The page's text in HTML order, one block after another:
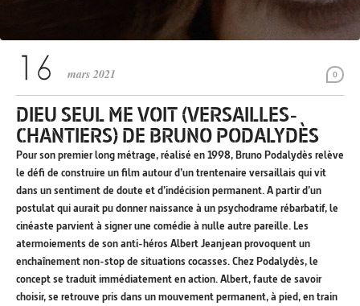
0
mars 2021
DIEU SEUL ME VOIT (VERSAILLES-
CHANTIERS) DE BRUNO PODALYDÈS
Pour son premier long métrage, réalisé en 1998, Bruno Podalydès relève
le défi de construire un film autour d’un trentenaire versaillais qui vit
dans un sentiment de doute et d’indécision permanent. A partir d’un
postulat qui aurait pu donner naissance à un psychodrame rébarbatif, le
cinéaste parvient à signer une comédie à nulle autre pareille. Les
atermoiements de son anti-héros Albert Jeanjean provoquent un
enchaînement non-stop de situations cocasses. Chez Podalydès, le
concept se traduit immédiatement en action. Albert, faute de savoir
choisir, se retrouve pris dans un mouvement permanent, à pied, en train